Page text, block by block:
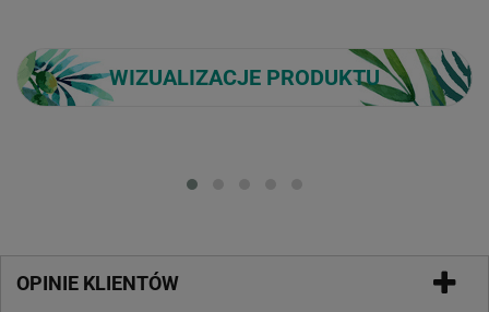
WIZUALIZACJE PRODUKTU
OPINIE KLIENTÓW